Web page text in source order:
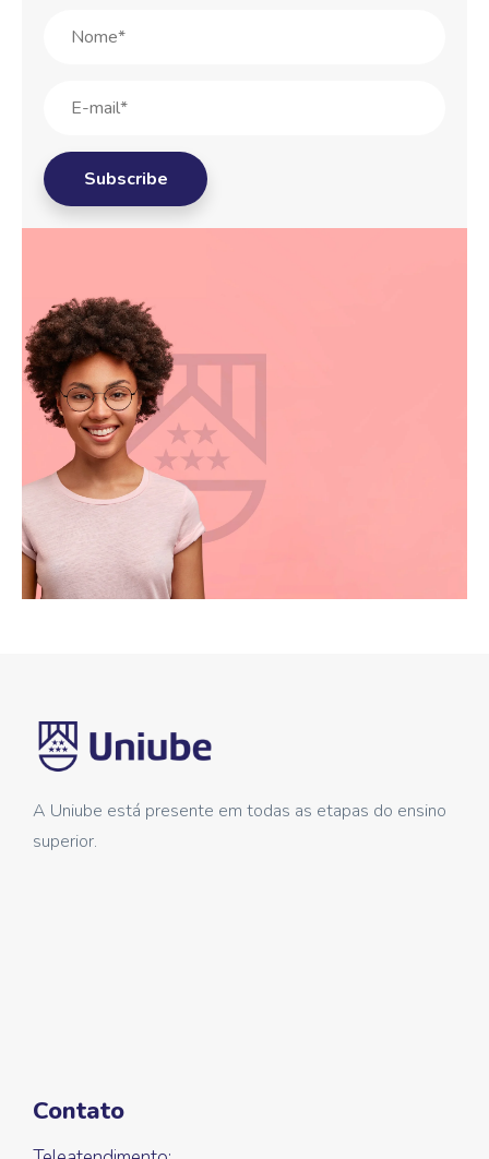
A Uniube está presente em todas as etapas do ensino
superior.
Contato